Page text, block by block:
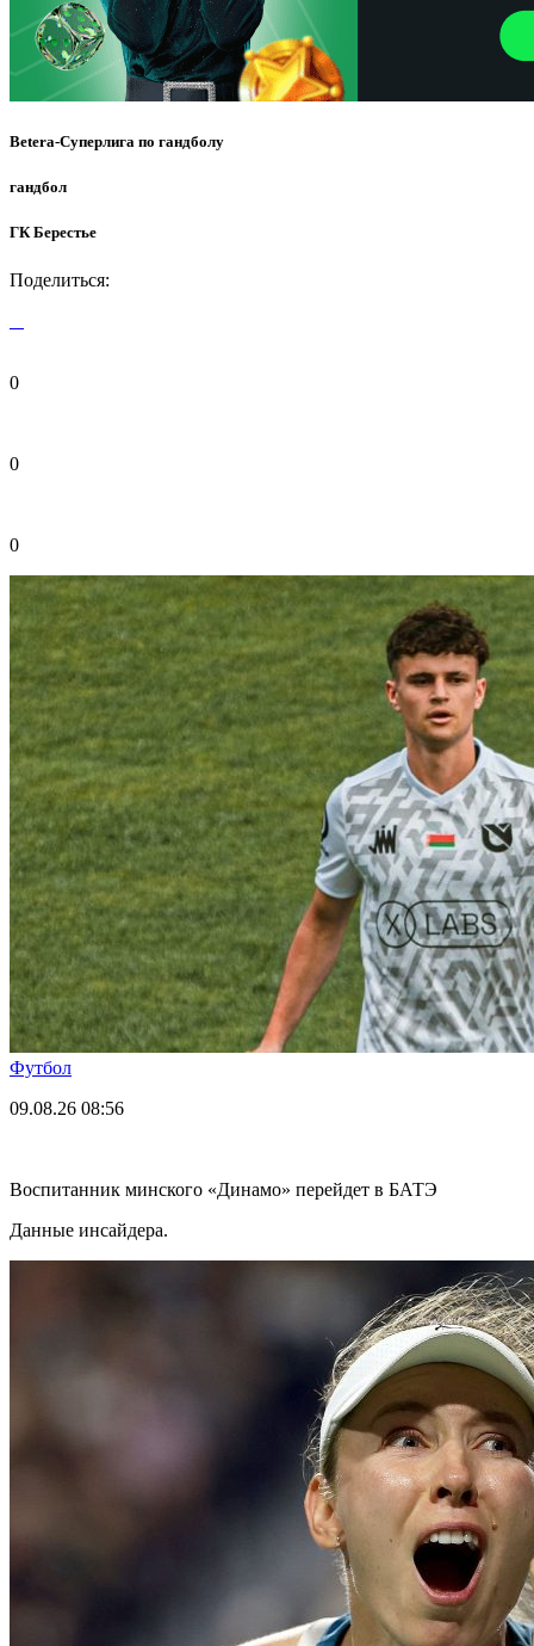
Betera-Суперлига по гандболу
гандбол
ГК Берестье
Поделиться:
0
0
0
Футбол
09.08.26 08:56
Воспитанник минского «Динамо» перейдет в БАТЭ
Данные инсайдера.